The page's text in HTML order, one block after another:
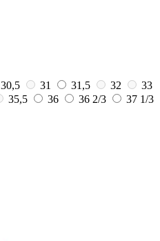
30,5 31 31,5 32
33
35,5 36 36 2/3
37 1/3